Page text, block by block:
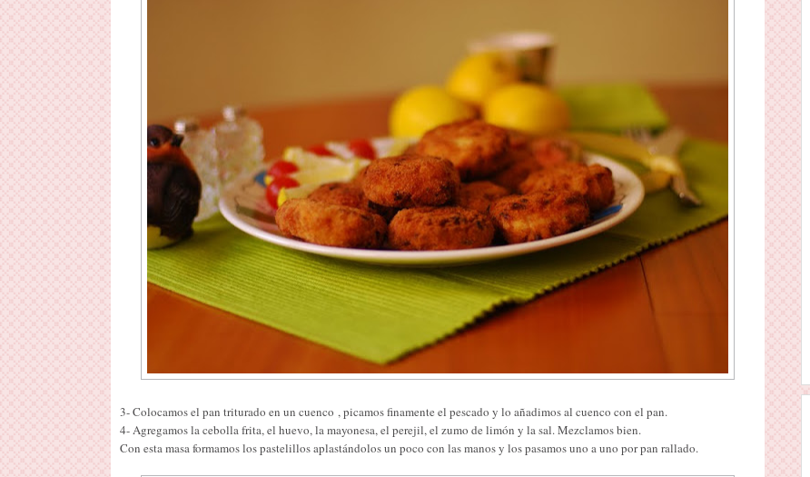
3- Colocamos el pan triturado en un cuenco , picamos finamente el pescado y lo añadimos al cuenco con el pan.
4- Agregamos la cebolla frita, el huevo, la mayonesa, el perejil, el zumo de limón y la sal. Mezclamos bien.
Con esta masa formamos los pastelillos aplastándolos un poco con las manos y los pasamos uno a uno por pan rallado.